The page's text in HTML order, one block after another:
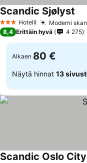
3 Tähtiluokitus
Hotelli Moderni
Scandic Sjølyst
8,4 Erittäin hyvä 4 275
Alkaen 80 €
Näytä hinnat 13
Scandic Oslo City